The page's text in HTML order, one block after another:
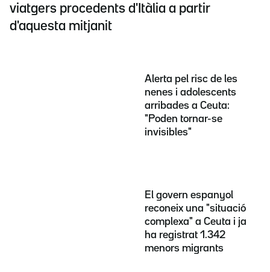
viatgers procedents d'Itàlia a partir
d'aquesta mitjanit
Alerta pel risc de les
nenes i adolescents
arribades a Ceuta:
"Poden tornar-se
invisibles"
El govern espanyol
reconeix una "situació
complexa" a Ceuta i ja
ha registrat 1.342
menors migrants